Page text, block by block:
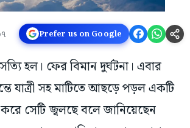
Prefer us on Google
হল। ফের বিমান দুর্ঘটনা। এবার
যাত্রী সহ মাটিতে আছড়ে পড়ল একটি
সেটি জ্বলছে বলে জানিয়েছেন